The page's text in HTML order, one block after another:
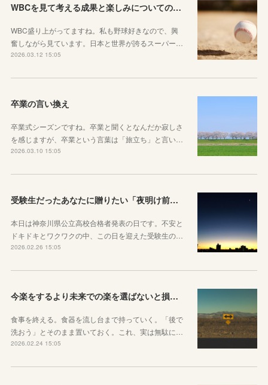
WBCを見て考える成果と楽しみについてのお話
WBC盛り上がってますね。私も野球好きなので、興
奮しながら見ています。日本と世界が誇るスーパー…
2026.03.12 15:05
卒業の言い換え
卒業式シーズンですね。卒業と聞くとなんだか寂しさ
を感じますが、卒業という言葉は「旅立ち」と言い…
2026.03.10 15:05
受験生だったあなたに贈りたい「夜明け前」のお話
本日は神奈川県公立高校合格者発表の日です。不安と
ドキドキとワクワクの中、この日を迎えた受験生の…
2026.02.26 15:05
今楽をするより未来での楽を選ばないと損をしてしまうかもしれない理由
食事を終える。食器を流し台まで持っていく。「後で
洗おう」とそのまま置いておく。これ、実は無駄に…
2026.02.24 15:05